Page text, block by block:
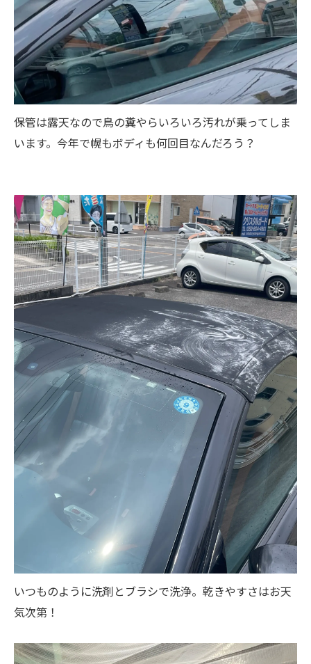
保管は露天なので鳥の糞やらいろいろ汚れが乗ってしま
います。今年で幌もボディも何回目なんだろう？
いつものように洗剤とブラシで洗浄。乾きやすさはお天
気次第！